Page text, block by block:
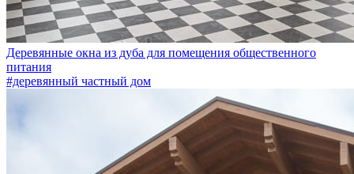
Деревянные окна из дуба для помещения общественного
питания
#деревянный частный дом